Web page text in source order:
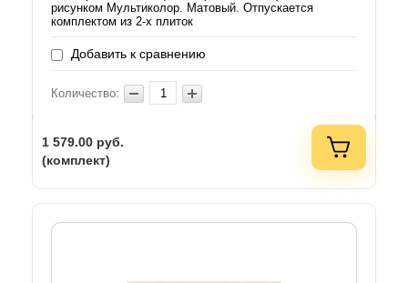
рисунком Мультиколор. Матовый. Отпускается
комплектом из 2-х плиток
Добавить к сравнению
Количество:
1 579.00 руб.
(комплект)